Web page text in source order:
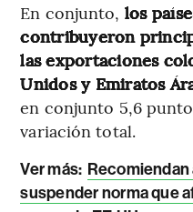
En conjunto, los
contribuyeron
las exportaciones
Unidos y Emiratos
en conjunto 5,6
variación total.
Ver más: Recomiendan
suspender norma que